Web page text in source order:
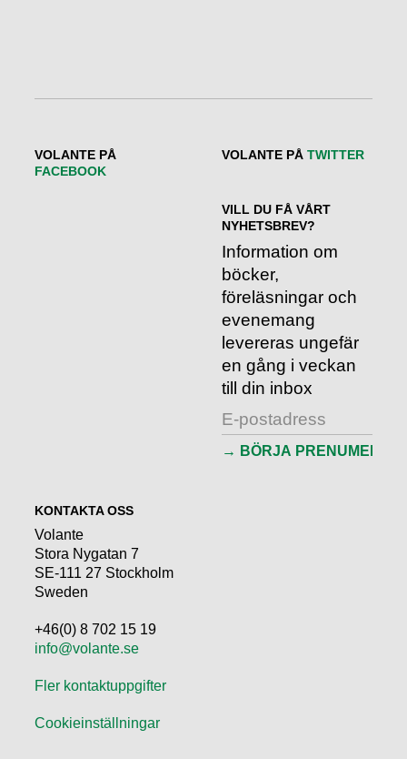
VOLANTE PÅ
FACEBOOK
VOLANTE PÅ TWITTER
VILL DU FÅ VÅRT
NYHETSBREV?
Information om
böcker,
föreläsningar och
evenemang
levereras ungefär
en gång i veckan
till din inbox
KONTAKTA OSS
Volante
Stora Nygatan 7
SE-111 27 Stockholm
Sweden
+46(0) 8 702 15 19
info@volante.se
Fler kontaktuppgifter
Cookieinställningar